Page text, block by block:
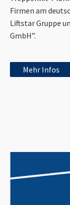
Firmen am
Liftstar Gruppe
GmbH”.
Mehr Infos